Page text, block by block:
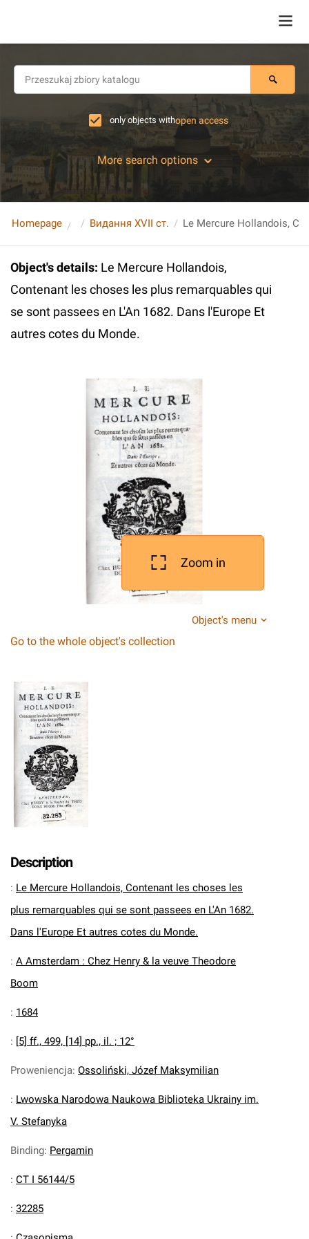
only objects withopen access
More search options
Homepage Видання XVII ст.
Object's details: Le Mercure Hollandois,
Contenant les choses les plus remarquables qui
se sont passees en L'An 1682. Dans l'Europe Et
autres cotes du Monde.
Zoom in
Object's menu
Go to the whole object's collection
Description
: Le Mercure Hollandois, Contenant les choses les
plus remarquables qui se sont passees en L'An 1682.
Dans l'Europe Et autres cotes du Monde.
: A Amsterdam : Chez Henry & la veuve Theodore
Boom
: 1684
: [5] ff., 499, [14] pp., il. ; 12°
Proweniencja: Ossoliński, Józef Maksymilian
: Lwowska Narodowa Naukowa Biblioteka Ukrainy im.
V. Stefanyka
Binding: Pergamin
: CT I 56144/5
: 32285